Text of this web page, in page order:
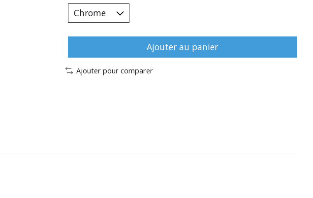
Ajouter au panier
Ajouter pour comparer